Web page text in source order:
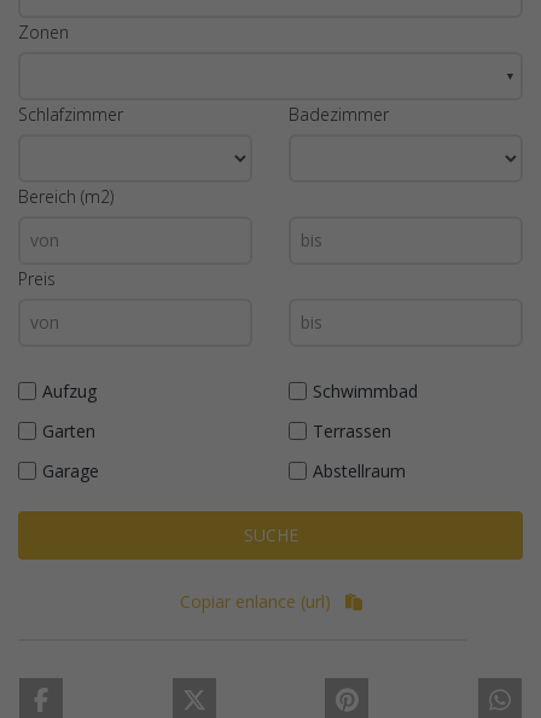
Zonen
▼
Schlafzimmer Badezimmer
Bereich (m2)
Preis
Aufzug
Schwimmbad
Garten
Terrassen
Garage
Abstellraum
SUCHE
Copiar enlance (url)